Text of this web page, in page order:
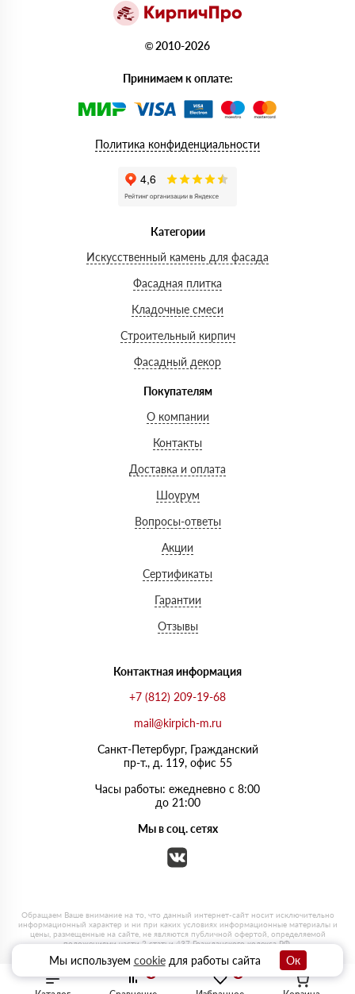
© 2010-2026
Принимаем к оплате:
Политика конфиденциальности
Категории
Искусственный камень для фасада
Фасадная плитка
Кладочные смеси
Строительный кирпич
Фасадный декор
Покупателям
О компании
Контакты
Доставка и оплата
Шоурум
Вопросы-ответы
Акции
Сертификаты
Гарантии
Отзывы
Контактная информация
+7 (812) 209-19-68
mail@kirpich-m.ru
Санкт-Петербург, Граждaнский
пр-т., д. 119, офис 55
Часы работы: ежедневно с 8:00
до 21:00
Мы в соц. сетях
Мы используем cookieдля работы сайта Ок